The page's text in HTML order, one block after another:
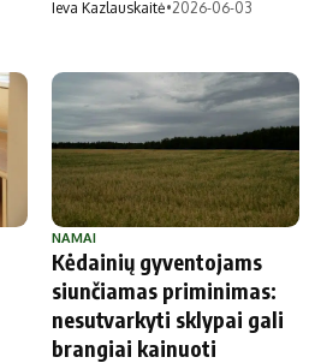
Ieva Kazlauskaitė•2026-06-03
NAMAI
Kėdainių gyventojams
siunčiamas priminimas:
nesutvarkyti sklypai gali
brangiai kainuoti